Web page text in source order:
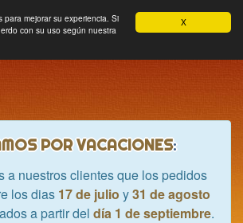
X
para mejorar su experiencia. Si
con su uso según nuestra
Mi cuenta
POR VACACIONES:
a nuestros clientes que los pedidos
los dias 17 de julio y31 de agosto
a partir del día 1 de septiembre.